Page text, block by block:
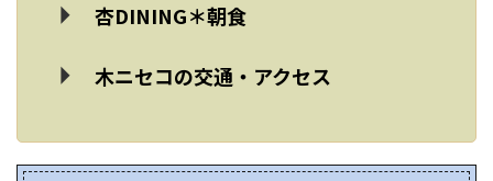
杏DINING＊朝食
木ニセコの交通・アクセス